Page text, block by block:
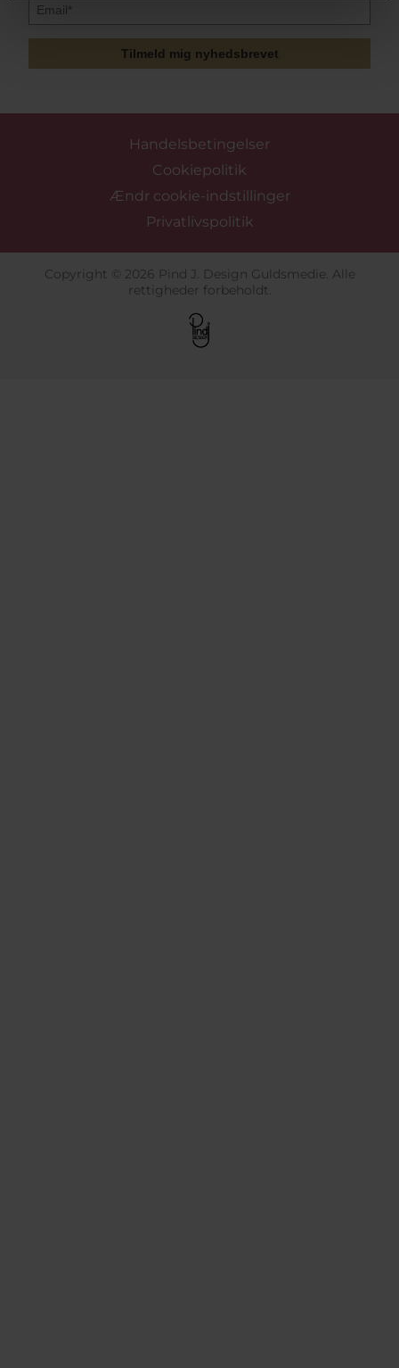
Tilmeld mig nyhedsbrevet
Handelsbetingelser
Cookiepolitik
Ændr cookie-indstillinger
Privatlivspolitik
Copyright © 2026 Pind J. Design Guldsmedie. Alle
rettigheder forbeholdt.